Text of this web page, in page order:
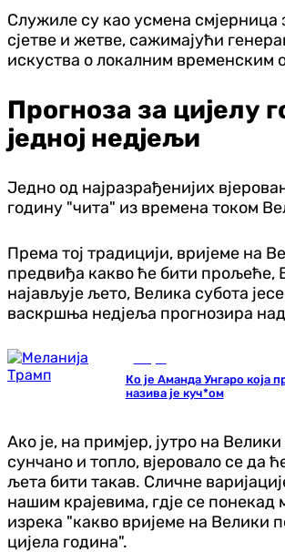
Служиле су као усмена
сјетве и жетве, сажимајући
искуства о локалним временским
Прогноза за цијелу
једној недјељи
Једно од најразрађенијих
годину "чита" из времена током
Према тој традицији, вријеме на
предвиђа какво ће бити прољеће,
најављује љето, Велика субота
васкршња недјеља прогнозира
Ко је Аманда Унгаро која
назива је куч*ом
Ако је, на примјер, јутро на
сунчано и топло, вјеровало се да
љета бити такав. Сличне
нашим крајевима, гдје се понекад
изрека "какво вријеме на Велики
цијела година".